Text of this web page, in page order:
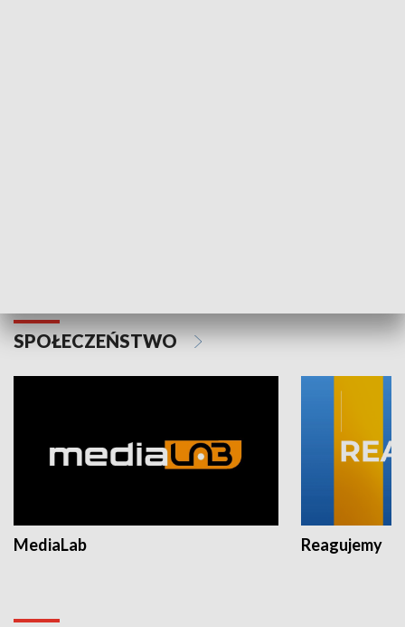
SPOŁECZEŃSTWO
MediaLab Reagujemy